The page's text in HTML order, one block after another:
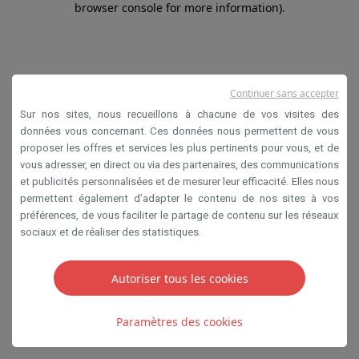
browser console for more information).
Sur nos sites, nous recueillons à chacune de vos visites des
données vous concernant. Ces données nous permettent de vous
proposer les offres et services les plus pertinents pour vous, et de
vous adresser, en direct ou via des partenaires, des communications
et publicités personnalisées et de mesurer leur efficacité. Elles nous
permettent également d’adapter le contenu de nos sites à vos
préférences, de vous faciliter le partage de contenu sur les réseaux
sociaux et de réaliser des statistiques.
Autoriser tous les cookies
Paramètres des cookies
Continuer sans accepter